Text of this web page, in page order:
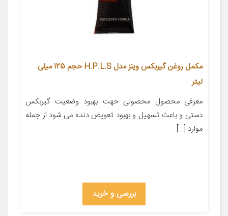
مکمل روغن گیربکس وینز مدل H.P.L.S حجم 125 میلی
لیتر
معرفی محصول محصولی حهت بهبود وضعیت گیربکس
دستی و باعث تسهیل و بهبود تعویض دنده می شود از جمله
موارد […]
بررسی و خرید